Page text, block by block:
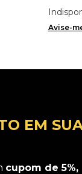
Avise-
EM
cupom de 5%,